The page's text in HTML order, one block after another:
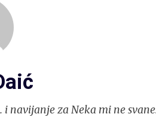
i navijanje za Neka mi ne